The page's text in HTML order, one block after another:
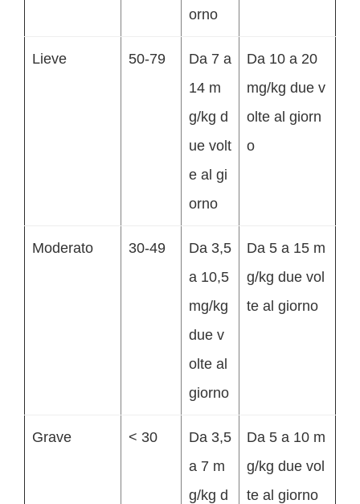
orno
Lieve 50-79
Da 7 a
14 m
g/kg d
ue volt
e al gi
orno
Da 10 a 20
mg/kg due v
olte al giorn
o
Moderato 30-49
Da 3,5
a 10,5
mg/kg
due v
olte al
giorno
Da 5 a 15 m
g/kg due vol
te al giorno
Grave < 30
Da 3,5
a 7 m
g/kg d
Da 5 a 10 m
g/kg due vol
te al giorno